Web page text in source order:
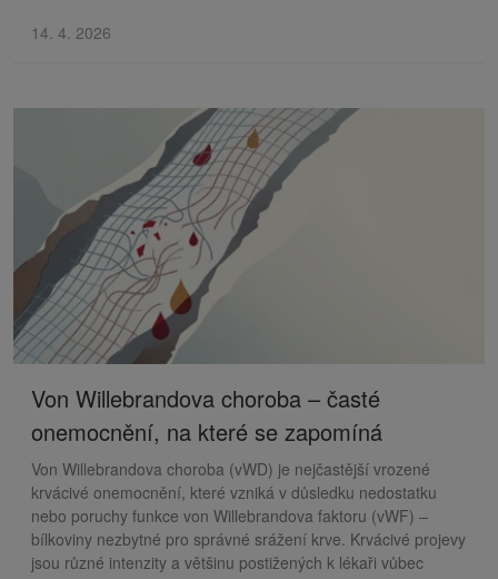
14. 4. 2026
Von Willebrandova choroba – časté
onemocnění, na které se zapomíná
Von Willebrandova choroba (vWD) je nejčastější vrozené
krvácivé onemocnění, které vzniká v důsledku nedostatku
nebo poruchy funkce von Willebrandova faktoru (vWF) –
bílkoviny nezbytné pro správné srážení krve. Krvácivé projevy
jsou různé intenzity a většinu postižených k lékaři vůbec